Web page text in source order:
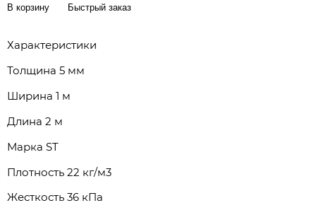
В корзину Быстрый заказ
Характеристики
Толщина 5 мм
Ширина 1 м
Длина 2 м
Марка ST
Плотность 22 кг/м3
Жесткость 36 кПа